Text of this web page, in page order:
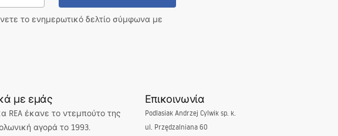
το ενημερωτικό δελτίο σύμφωνα με
με εμάς
REA έκανε το ντεμπούτο της
αγορά το 1993.
Επικοινωνία
Podlasiak Andrzej Cylwik sp. k.
ul. Przędzalniana 60